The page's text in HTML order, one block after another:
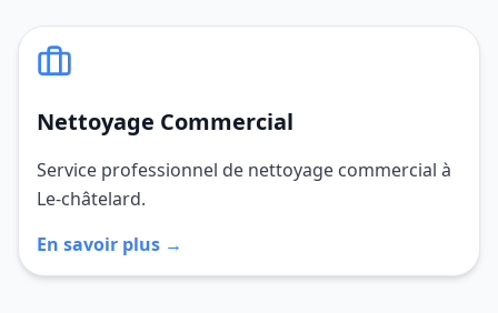
Nettoyage Commercial
Service professionnel de nettoyage commercial à
Le-châtelard.
En savoir plus →